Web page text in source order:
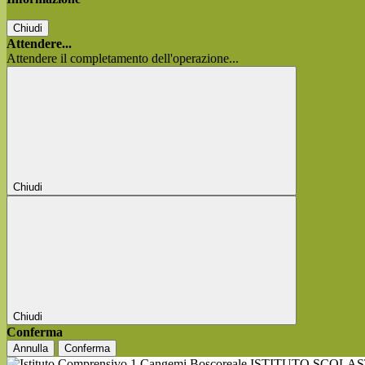
Chiudi
Attendere...
Attendere il completamento dell'operazione...
Chiudi
Chiudi
Conferma
Annulla Conferma